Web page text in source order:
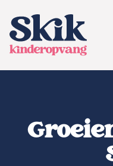
SKIK kinderopvang